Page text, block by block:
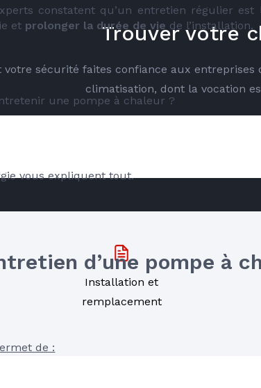
constatent qu’un entretien régulier
et prolonger la durée de vie de l’installation.
une pompe à chaleur ?
vous expliquent tout.
d’une pompe à
de :
Trouver votre
sécurité faites confiance aux entreprises
climatisation, dont la vocation
Installation et
remplacement